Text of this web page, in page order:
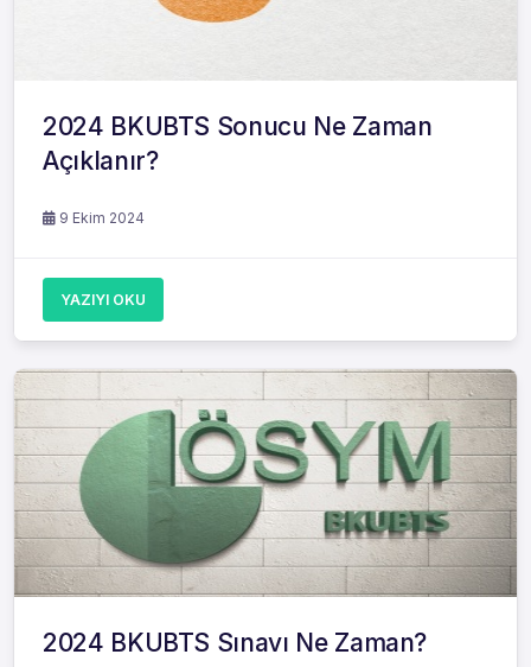
2024 BKUBTS Sonucu Ne Zaman
Açıklanır?
9 Ekim 2024
YAZIYI OKU
2024 BKUBTS Sınavı Ne Zaman?